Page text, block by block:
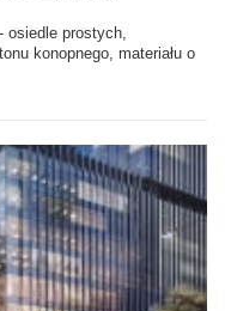
osiedle prostych,
konopnego, materiału o